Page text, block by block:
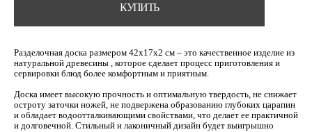
КУПИТЬ
Разделочная доска размером 42х17х2 см – это качественное изделие из
натуральной древесины , которое сделает процесс приготовления и
сервировки блюд более комфортным и приятным.
Доска имеет высокую прочность и оптимальную твердость, не снижает
остроту заточки ножей, не подвержена образованию глубоких царапин
и обладает водоотталкивающими свойствами, что делает ее практичной
и долговечной. Стильный и лаконичный дизайн будет выигрышно